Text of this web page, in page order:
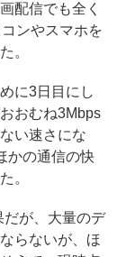
配信でも全く
ンやスマホを
。
に3日目にし
おむね3Mbps
い速さにな
かの通信の快
。
が、大量のデ
らないが、ほ